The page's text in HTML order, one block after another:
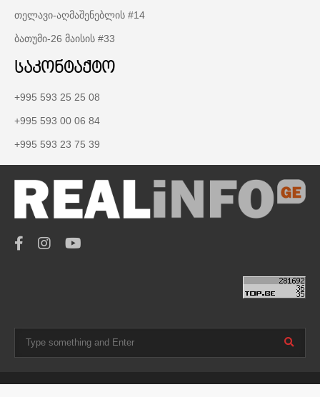
თელავი-აღმაშენებლის #14
ბათუმი-26 მაისის #33
საკონტაქტო
+995 593 25 25 08
+995 593 00 06 84
+995 593 23 75 39